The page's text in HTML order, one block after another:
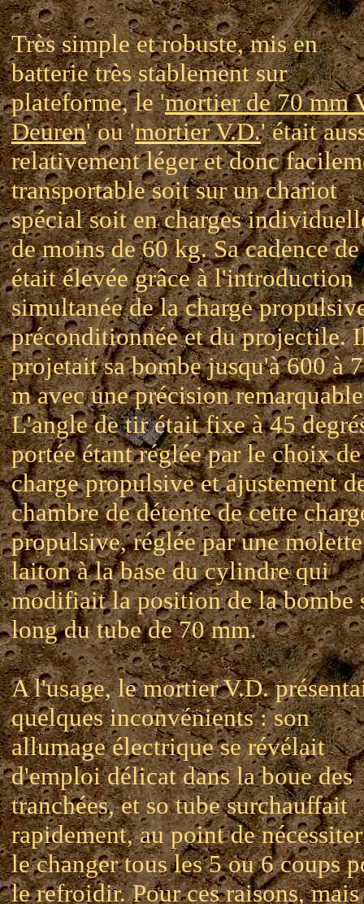
Très simple et robuste, mis en
batterie très stablement sur
plateforme, le 'mortier de 70 mm
Deuren' ou 'mortier V.D.' était
relativement léger et donc
transportable soit sur un chariot
spécial soit en charges
de moins de 60 kg. Sa cadence
était élevée grâce à l'introduction
simultanée de la charge
préconditionnée et du projectile.
projetait sa bombe jusqu'à 600 à
m avec une précision
L'angle de tir était fixe à 45
portée étant réglée par le choix
charge propulsive et ajustement
chambre de détente de cette
propulsive, réglée par une
laiton à la base du cylindre qui
modifiait la position de la bombe
long du tube de 70 mm.
A l'usage, le mortier V.D.
quelques inconvénients : son
allumage électrique se révélait
d'emploi délicat dans la boue des
tranchées, et so tube surchauffait
rapidement, au point de
le changer tous les 5 ou 6 coups
le refroidir. Pour ces raisons, mais